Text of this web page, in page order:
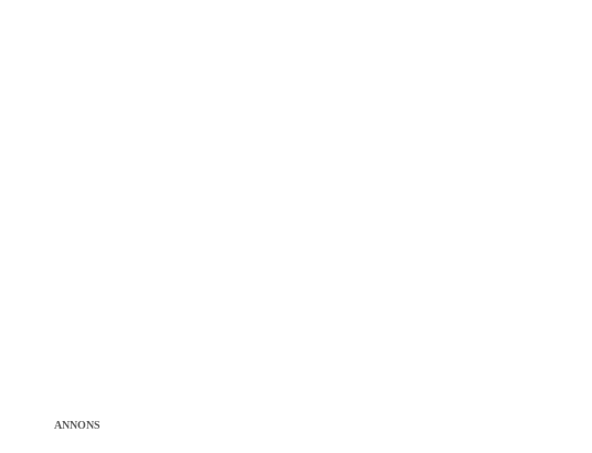
ANNONS